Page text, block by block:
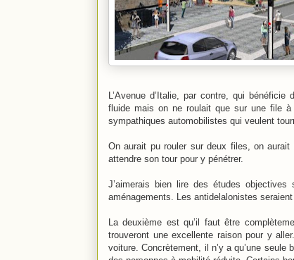
L’Avenue d’Italie, par contre, qui
fluide mais on ne roulait que sur une file
sympathiques automobilistes qui veulent
On aurait pu rouler sur deux files, on
attendre son tour pour y pénétrer.
J’aimerais bien lire des études
aménagements. Les antidelalonistes seraient
La deuxième est qu’il faut être
trouveront une excellente raison pour y
voiture. Concrètement, il n’y a qu’une